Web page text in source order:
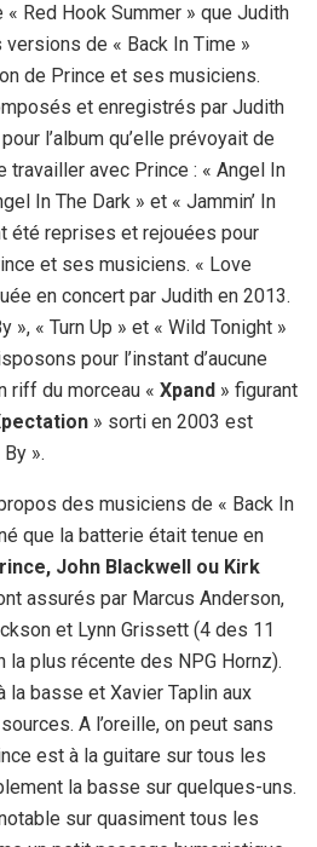
« Red Hook Summer » que Judith
de « Back In Time »
de Prince et ses musiciens.
et enregistrés par Judith
l’album qu’elle prévoyait de
travailler avec Prince : « Angel In
In The Dark » et « Jammin’ In
été reprises et rejouées pour
et ses musiciens. « Love
en concert par Judith en 2013.
», « Turn Up » et « Wild Tonight »
pour l’instant d’aucune
riff du morceau « Xpand » figurant
» sorti en 2003 est
».
des musiciens de « Back In
que la batterie était tenue en
John Blackwell ou Kirk
assurés par Marcus Anderson,
et Lynn Grissett (4 des 11
plus récente des NPG Hornz).
la basse et Xavier Taplin aux
A l’oreille, on peut sans
est à la guitare sur tous les
la basse sur quelques-uns.
sur quasiment tous les